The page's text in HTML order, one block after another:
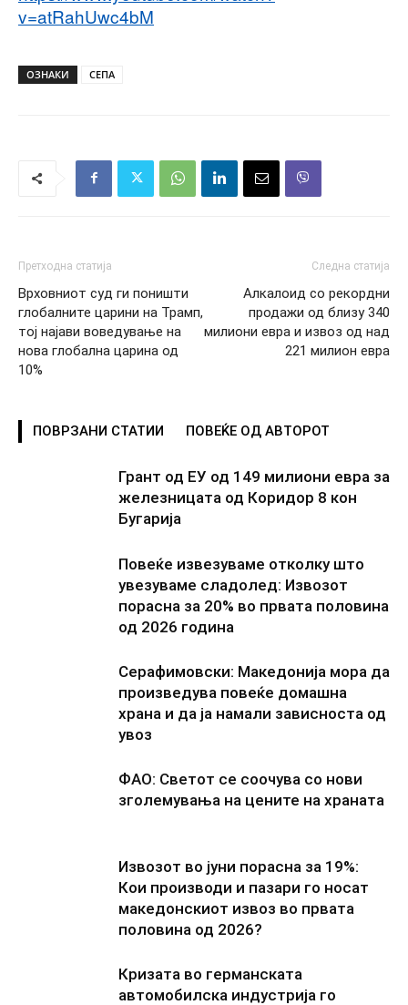
v=atRahUwc4bM
ОЗНАКИ СЕПА
Претходна статија
Врховниот суд ги поништи
глобалните царини на Трамп,
тој најави воведување на
нова глобална царина од
10%
Следна статија
Алкалоид со рекордни
продажи од близу 340
милиони евра и извоз од над
221 милион евра
ПОВРЗАНИ СТАТИИ ПОВЕЌЕ ОД АВТОРОТ
Грант од ЕУ од 149 милиони евра за
железницата од Коридор 8 кон
Бугарија
Повеќе извезуваме отколку што
увезуваме сладолед: Извозот
порасна за 20% во првата половина
од 2026 година
Серафимовски: Македонија мора да
произведува повеќе домашна
храна и да ја намали зависноста од
увоз
ФАО: Светот се соочува со нови
зголемувања на цените на храната
Извозот во јуни порасна за 19%:
Кои производи и пазари го носат
македонскиот извоз во првата
половина од 2026?
Кризата во германската
автомобилска индустрија го